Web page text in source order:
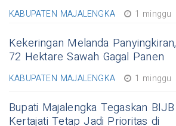
KABUPATEN MAJALENGKA 1 minggu
Kekeringan Melanda Panyingkiran,
72 Hektare Sawah Gagal Panen
KABUPATEN MAJALENGKA 1 minggu
Bupati Majalengka Tegaskan BIJB
Kertajati Tetap Jadi Prioritas di